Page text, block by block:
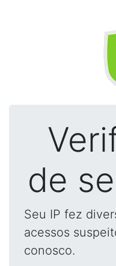
de
Seu IP fez
acessos
conosco.